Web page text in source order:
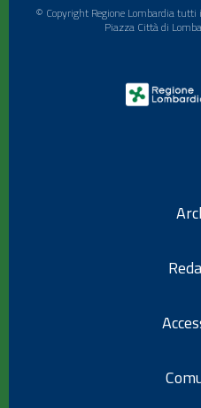
© Copyright Regione Lombardia
Piazza Città di